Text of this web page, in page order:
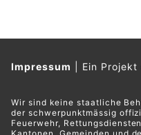
Impressum Ein
Wir sind keine staatliche
der schwerpunktmässig
Feuerwehr,